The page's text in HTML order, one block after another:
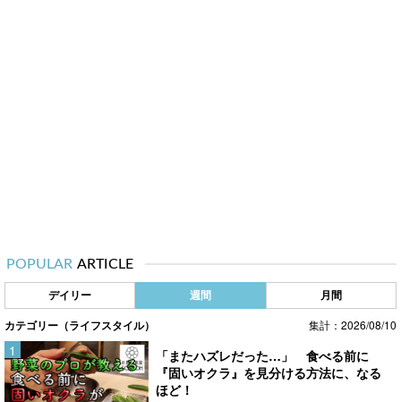
POPULAR ARTICLE
デイリー 週間 月間
カテゴリー（ライフスタイル） 集計：2026/08/10
「またハズレだった…」 食べる前に
『固いオクラ』を見分ける方法に、なる
ほど！